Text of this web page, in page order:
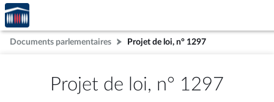
Aller au contenu
Aller en bas de la page
Accèder
à la
page
d'accueil
Documents parlementaires Projet de loi, n° 1297
Projet de loi, n° 1297